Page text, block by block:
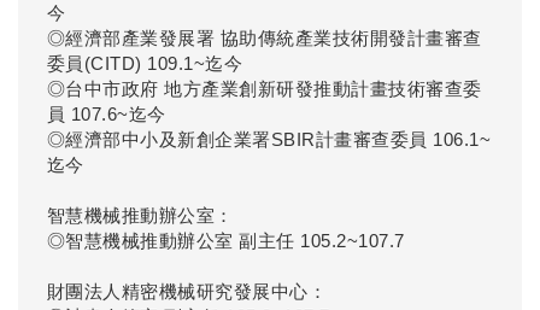
今
◎經濟部產業發展署 協助傳統產業技術開發計畫審查
委員(CITD) 109.1~迄今
◎台中市政府 地方產業創新研發推動計畫技術審查委
員 107.6~迄今
◎經濟部中小及新創企業署SBIR計畫審查委員 106.1~
迄今
智慧機械推動辦公室：
◎智慧機械推動辦公室 副主任 105.2~107.7
財團法人精密機械研究發展中心：